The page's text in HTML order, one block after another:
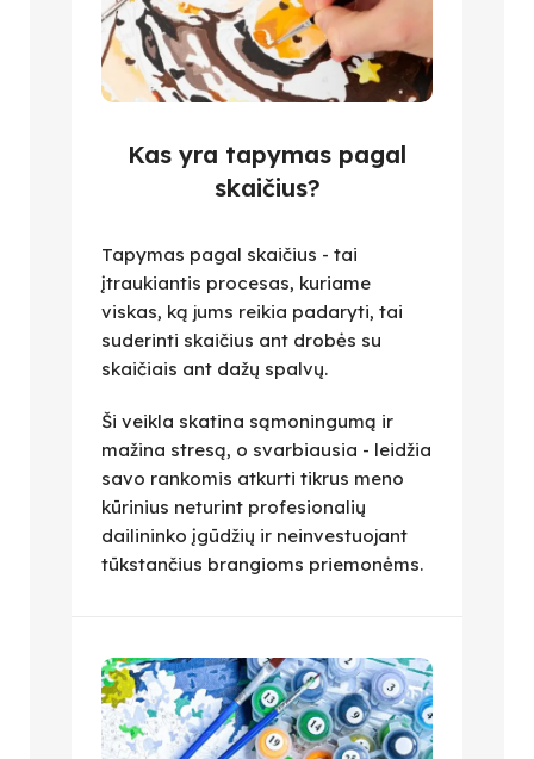
Kas yra tapymas pagal
skaičius?
Tapymas pagal skaičius - tai
įtraukiantis procesas, kuriame
viskas, ką jums reikia padaryti, tai
suderinti skaičius ant drobės su
skaičiais ant dažų spalvų.
Ši veikla skatina sąmoningumą ir
mažina stresą, o svarbiausia - leidžia
savo rankomis atkurti tikrus meno
kūrinius neturint profesionalių
dailininko įgūdžių ir neinvestuojant
tūkstančius brangioms priemonėms.